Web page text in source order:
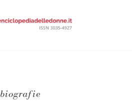
biografie